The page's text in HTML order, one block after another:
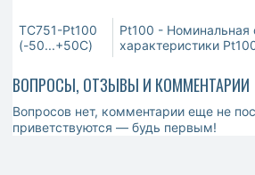
ТС751-Pt100
(-50...+50С)
Pt100 - Номинальная
характеристики
ВОПРОСЫ, ОТЗЫВЫ И КОММЕНТАРИИ
Вопросов нет, комментарии еще не
приветствуются — будь первым!